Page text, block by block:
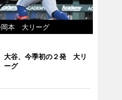
岡本 大リーグ
大谷、今季初の２発 大リ
ーグ